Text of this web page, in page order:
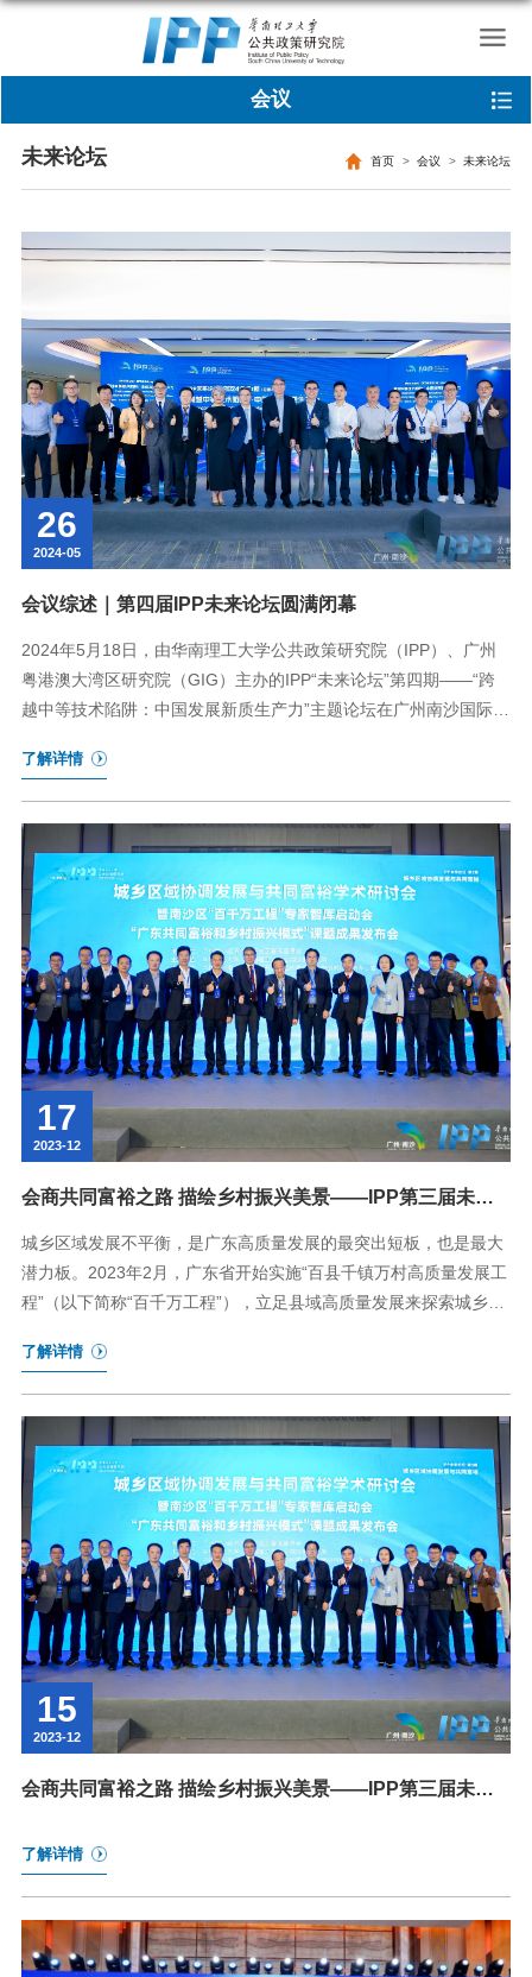
会议
未来论坛 首页 会议 未来论坛
26
2024-05
会议综述｜第四届IPP未来论坛圆满闭幕
2024年5月18日，由华南理工大学公共政策研究院（IPP）、广州
粤港澳大湾区研究院（GIG）主办的IPP“未来论坛”第四期——“跨
越中等技术陷阱：中国发展新质生产力”主题论坛在广州南沙国际人
了解详情
17
2023-12
会商共同富裕之路 描绘乡村振兴美景——IPP第三届未来
城乡区域发展不平衡，是广东高质量发展的最突出短板，也是最大
潜力板。2023年2月，广东省开始实施“百县千镇万村高质量发展工
程”（以下简称“百千万工程”），立足县域高质量发展来探索城乡协
进乡村振兴、实现共同富裕，不断丰富中国式现代化的“广东实
践”，正成为广东省发展进程中的一件新的历史性使命。2023年12
月16日，由华南理工大学公共政策研究院（IPP）主办的...
了解详情
15
2023-12
会商共同富裕之路 描绘乡村振兴美景——IPP第三届未来
了解详情